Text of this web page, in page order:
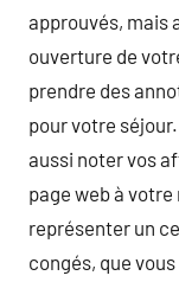
approuvés, mais
ouverture de
prendre des
pour votre
aussi noter vos
page web à
représenter un
congés, que